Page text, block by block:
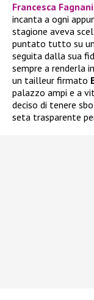
Francesca Fagnani
incanta a ogni
stagione aveva
puntato tutto su
seguita dalla sua
sempre a renderla
un tailleur firmato
palazzo ampi e a
deciso di tenere
seta trasparente